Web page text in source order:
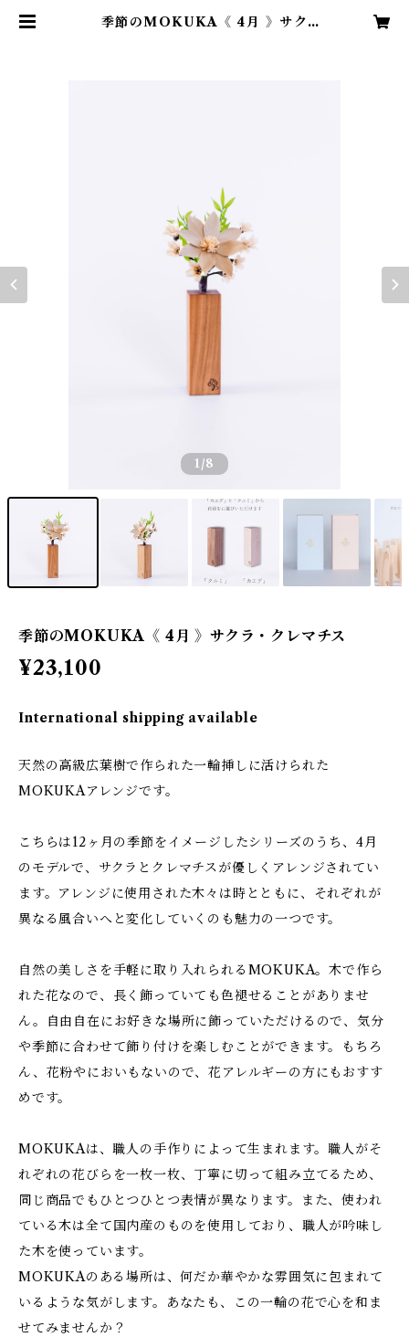
季節のMOKUKA《 4月 》サク
1 /8
季節のMOKUKA《 4月 》サクラ・クレマチス
¥23,100
International shipping available
天然の高級広葉樹で作られた一輪挿しに活けられた
MOKUKAアレンジです。
こちらは12ヶ月の季節をイメージしたシリーズのうち、4月
のモデルで、サクラとクレマチスが優しくアレンジされてい
ます。アレンジに使用された木々は時とともに、それぞれが
異なる風合いへと変化していくのも魅力の一つです。
自然の美しさを手軽に取り入れられるMOKUKA。木で作ら
れた花なので、長く飾っていても色褪せることがありませ
ん。自由自在にお好きな場所に飾っていただけるので、気分
や季節に合わせて飾り付けを楽しむことができます。もちろ
ん、花粉やにおいもないので、花アレルギーの方にもおすす
めです。
MOKUKAは、職人の手作りによって生まれます。職人がそ
れぞれの花びらを一枚一枚、丁寧に切って組み立てるため、
同じ商品でもひとつひとつ表情が異なります。また、使われ
ている木は全て国内産のものを使用しており、職人が吟味し
た木を使っています。
MOKUKAのある場所は、何だか華やかな雰囲気に包まれて
いるような気がします。あなたも、この一輪の花で心を和ま
せてみませんか？